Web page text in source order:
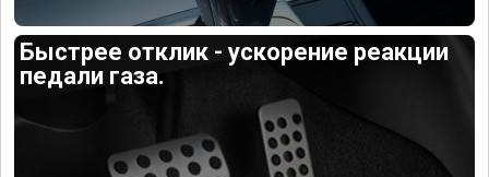
Быстрее отклик - ускорение реакции
педали газа.